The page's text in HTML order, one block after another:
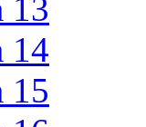
13
14
15